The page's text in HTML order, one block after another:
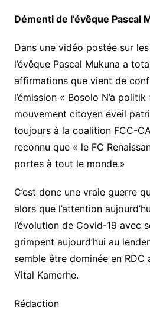
Démenti de l’évêque Pascal
Dans une vidéo postée sur
l’évêque Pascal Mukuna a
affirmations que vient de
l’émission « Bosolo N’a politik
mouvement citoyen éveil
toujours à la coalition FCC-
reconnu que « le FC
portes à tout le monde.»
C’est donc une vraie guerre
alors que l’attention
l’évolution de Covid-19 avec
grimpent aujourd’hui au
semble être dominée en RDC
Vital Kamerhe.
Rédaction